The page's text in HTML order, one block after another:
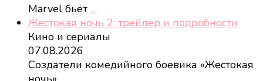
Marvel бьёт …
Жестокая ночь 2: трейлер и подробности
Кино и сериалы
07.08.2026
Создатели комедийного боевика «Жестокая